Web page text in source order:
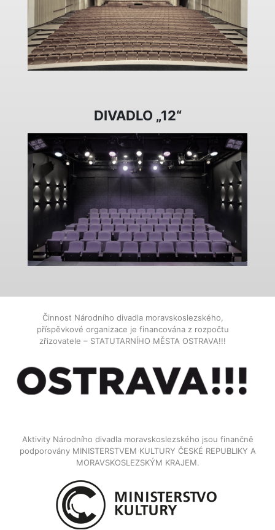
DIVADLO „12“
Činnost Národního divadla moravskoslezského,
příspěvkové organizace je financována z rozpočtu
zřizovatele – STATUTARNÍHO MĚSTA OSTRAVA!!!
Aktivity Národního divadla moravskoslezského jsou finančně
podporovány MINISTERSTVEM KULTURY ČESKÉ REPUBLIKY A
MORAVSKOSLEZSKÝM KRAJEM.